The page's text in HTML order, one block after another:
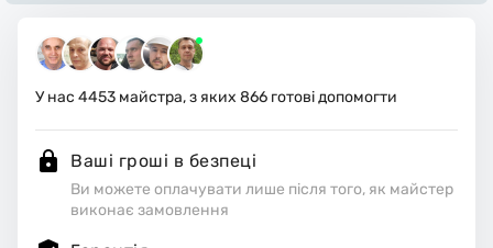
навці стежать за чистотою та прибирають робоче місце.
У нас 4453 майстра, з яких 866 готові допомогти
Ваші гроші в безпеці
Ви можете оплачувати лише після того, як майстер
виконає замовлення